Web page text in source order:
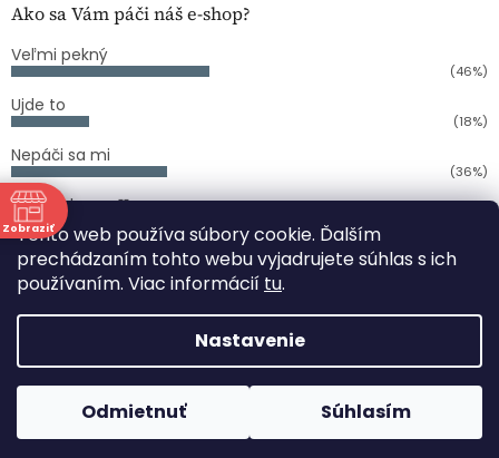
Tento web používa súbory cookie. Ďalším
prechádzaním tohto webu vyjadrujete súhlas s ich
používaním. Viac informácií tu.
Nastavenie
Odmietnuť Súhlasím
Ako sa Vám páči náš e-shop?
Veľmi pekný
(46%)
Ujde to
(18%)
Nepáči sa mi
(36%)
Počet hlasov:11
Copyright 2026COPY CENTRUM PAPIERNICTVO
PERLOVKA. Všetky práva vyhradené.Upraviť nastavenie
Zobraziť